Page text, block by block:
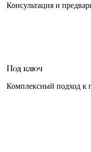
Консультация и
Под ключ
Комплексный подход к